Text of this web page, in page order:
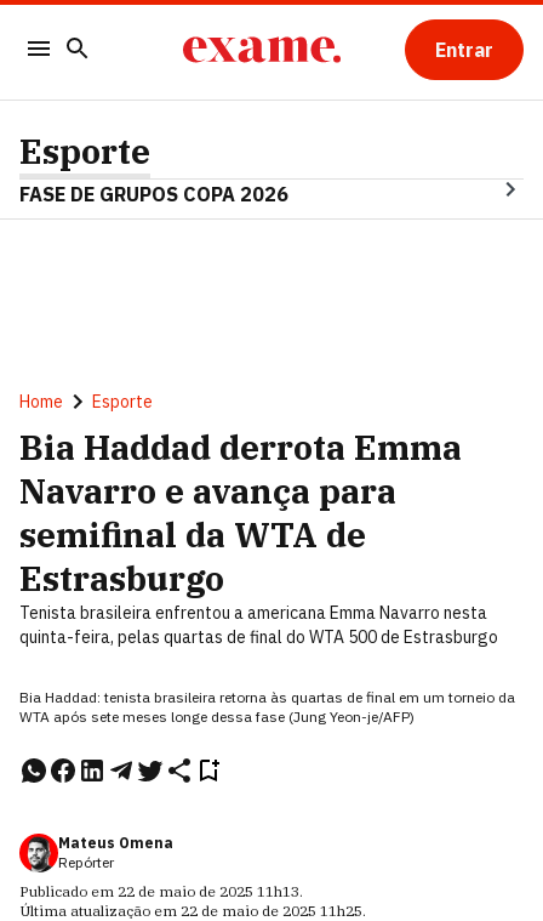
Entrar
Esporte
FASE DE GRUPOS COPA 2026
Home Esporte
Bia Haddad derrota Emma
Navarro e avança para
semifinal da WTA de
Estrasburgo
Tenista brasileira enfrentou a americana Emma Navarro nesta
quinta-feira, pelas quartas de final do WTA 500 de Estrasburgo
Bia Haddad: tenista brasileira retorna às quartas de final em um torneio da
WTA após sete meses longe dessa fase (Jung Yeon-je/AFP)
Mateus Omena
Repórter
Publicado em 22 de maio de 2025 11h13.
Última atualização em 22 de maio de 2025 11h25.